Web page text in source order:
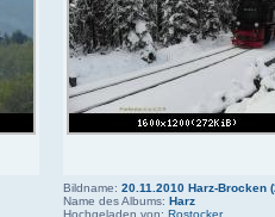
Bildname: 20.11.2010 Harz-Brocken
Name des Albums: Harz
Hochgeladen von: Rostocker